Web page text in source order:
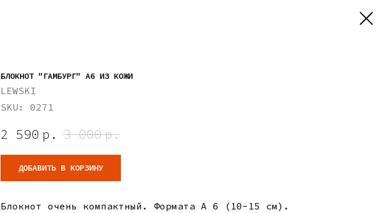
БЛОКНОТ "ГАМБУРГ" А6 ИЗ КОЖИ
LEWSKI
SKU: 0271
2 590 р. 3 000 р.
ДОБАВИТЬ В КОРЗИНУ
Блокнот очень компактный. Формата А 6 (10-15 см).